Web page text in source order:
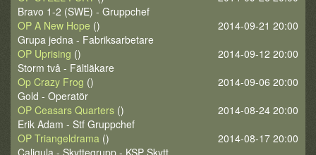
Bravo 1-2 (SWE) - Gruppchef
2014-09-21 20:00
OP A New Hope ()
Grupa jedna - Fabriksarbetare
2014-09-12 20:00
OP Uprising ()
Storm två - Fältläkare
2014-09-06 20:00
Op Crazy Frog ()
Gold - Operatör
2014-08-24 20:00
OP Ceasars Quarters ()
Erik Adam - Stf Gruppchef
2014-08-17 20:00
OP Triangeldrama ()
Caligula - Skyttegrupp - KSP Skytt